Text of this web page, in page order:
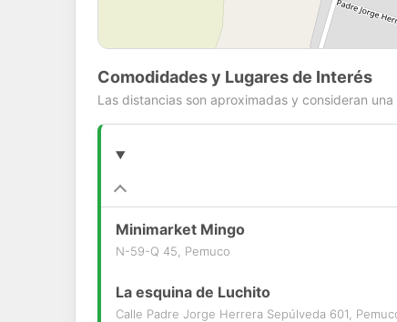
Comodidades y Lugares de Interés
Las distancias son aproximadas y consideran
Minimarket Mingo
N-59-Q 45, Pemuco
La esquina de Luchito
Calle Padre Jorge Herrera Sepúlveda 601,